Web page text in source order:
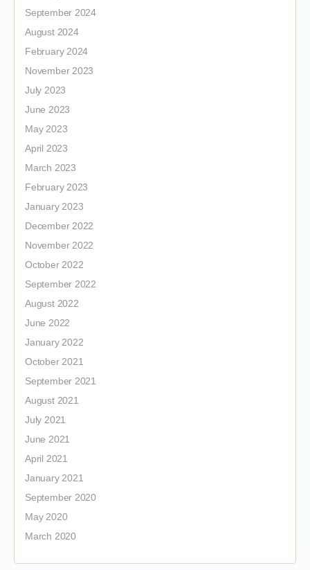
September 2024
August 2024
February 2024
November 2023
July 2023
June 2023
May 2023
April 2023
March 2023
February 2023
January 2023
December 2022
November 2022
October 2022
September 2022
August 2022
June 2022
January 2022
October 2021
September 2021
August 2021
July 2021
June 2021
April 2021
January 2021
September 2020
May 2020
March 2020